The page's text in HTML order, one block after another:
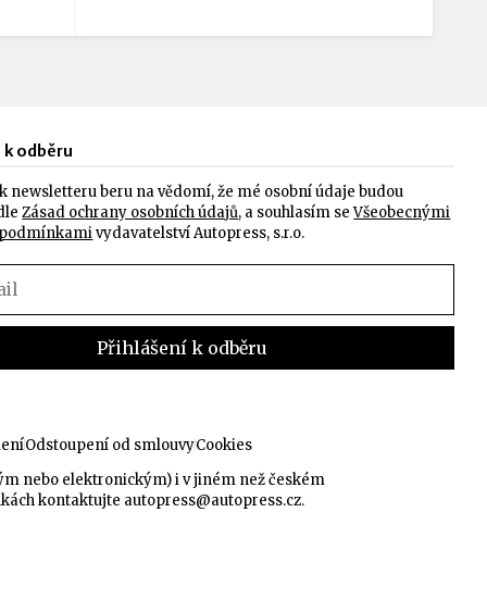
odběru
newsletteru beru na vědomí, že mé osobní údaje budou
Zásad ochrany osobních údajů, a souhlasím seVšeobecnými
vydavatelství Autopress, s.r.o.
Odstoupení od smlouvyCookies
nebo elektronickým) i v jiném než českém
kontaktujte autopress@autopress.cz.